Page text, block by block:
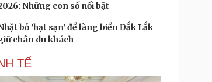
Những con số nổi bật
bỏ 'hạt sạn' để làng biển Đắk Lắk
chân du khách
TẾ